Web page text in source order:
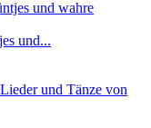
und...
Lieder und Tänze von